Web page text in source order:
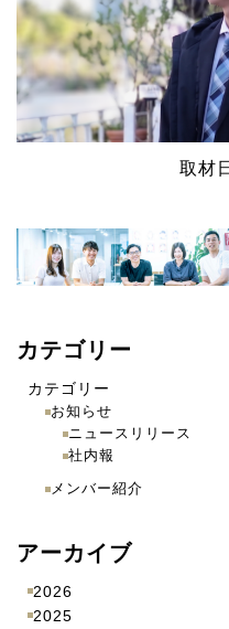
取材
カテゴリー
カテゴリー
お知らせ
ニュースリリース
社内報
メンバー紹介
アーカイブ
2026
2025